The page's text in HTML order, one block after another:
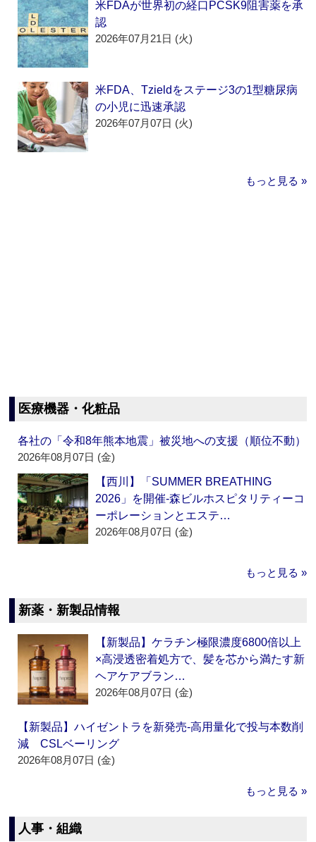
米FDAが世界初の経口PCSK9阻害薬を承
認
2026年07月21日 (火)
米FDA、Tzieldをステージ3の1型糖尿病
の小児に迅速承認
2026年07月07日 (火)
もっと見る »
医療機器・化粧品
各社の「令和8年熊本地震」被災地への支援（順位不動）
2026年08月07日 (金)
【西川】「SUMMER BREATHING
2026」を開催‐森ビルホスピタリティーコ
ーポレーションとエステ…
2026年08月07日 (金)
もっと見る »
新薬・新製品情報
【新製品】ケラチン極限濃度6800倍以上
×高浸透密着処方で、髪を芯から満たす新
ヘアケアブラン…
2026年08月07日 (金)
【新製品】ハイゼントラを新発売‐高用量化で投与本数削
減 CSLベーリング
2026年08月07日 (金)
もっと見る »
人事・組織